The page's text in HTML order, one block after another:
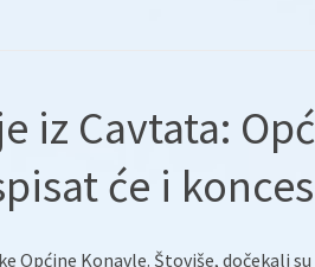
iz Cavtata:
će i
Općine Konavle. Štoviše, dočekali